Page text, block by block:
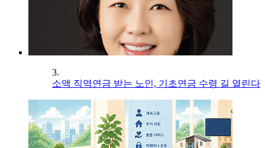
3.
소액 직역연금 받는 노인, 기초연금 수령 길 열린다